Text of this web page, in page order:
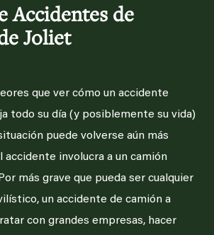
Accidentes de
Joliet
que ver cómo un accidente
todo su día (y posiblemente su vida)
puede volverse aún más
accidente involucra a un camión
más grave que pueda ser cualquier
un accidente de camión a
con grandes empresas, hacer